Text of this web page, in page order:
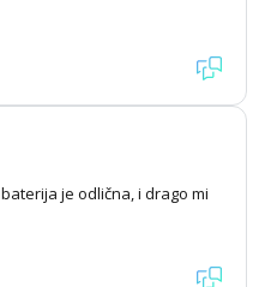
je odlična, i drago mi